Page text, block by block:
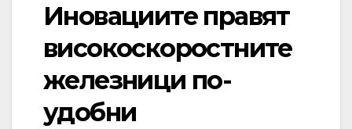
Иновациите правят
високоскоростните
железници по-
удобни